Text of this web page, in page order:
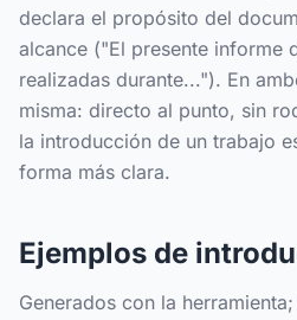
declara el propósito del
alcance ("El presente informe
realizadas durante..."). En
misma: directo al punto, sin
la introducción de un trabajo
forma más clara.
Ejemplos de
Generados con la